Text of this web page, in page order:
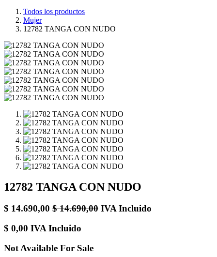
Todos los productos
Mujer
12782 TANGA CON NUDO
12782 TANGA CON NUDO
$ 14.690,00 $14.690,00 IVA Incluido
$ 0,00 IVA Incluido
Not Available For Sale